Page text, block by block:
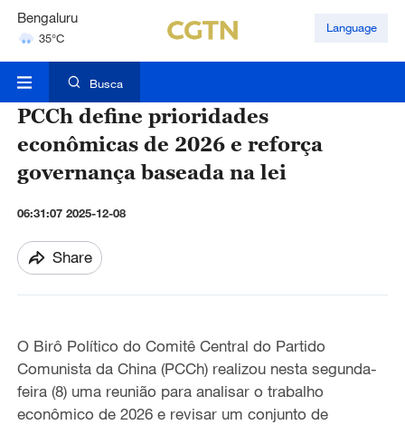
Hyderabad
42°C
Mumbai
Language
Busca
PCCh define prioridades
econômicas de 2026 e reforça
governança baseada na lei
06:31:07 2025-12-08
Share
O Birô Político do Comitê Central do Partido
Comunista da China (PCCh) realizou nesta segunda-
feira (8) uma reunião para analisar o trabalho
econômico de 2026 e revisar um conjunto de